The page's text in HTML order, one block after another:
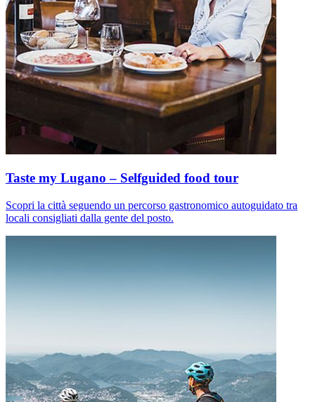
Taste my Lugano – Selfguided food tour
Scopri la città seguendo un percorso gastronomico autoguidato tra
locali consigliati dalla gente del posto.